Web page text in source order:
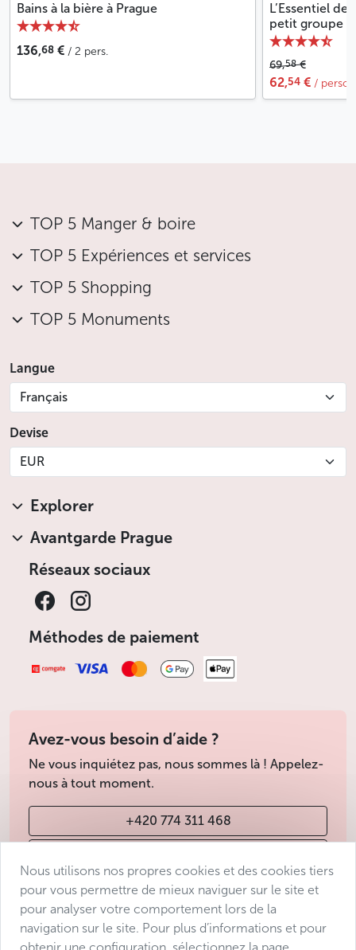
Bains à la bière à Prague
136,68 € / 2 pers.
L’Essentiel
petit groupe
69,58€
62,54 € /
TOP 5 Manger & boire
TOP 5 Expériences et services
TOP 5 Shopping
TOP 5 Monuments
Langue
Français
Devise
EUR
Explorer
Avantgarde Prague
Réseaux sociaux
Méthodes de paiement
Avez-vous besoin d’aide ?
Ne vous inquiétez pas, nous sommes là ! Appelez-
nous à tout moment.
+420 774 311 468
Conditions de vente
Protection des données
Nous utilisons nos propres cookies et des cookies tiers
pour vous permettre de mieux naviguer sur le site et
pour analyser votre comportement lors de la
navigation sur le site. Pour plus d’informations et pour